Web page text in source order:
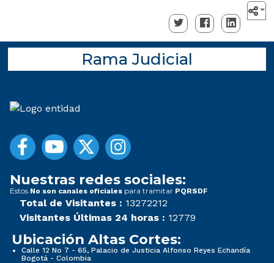
Rama Judicial
Nuestras redes sociales:
Estos No son canales oficiales para tramitar PQRSDF
Total de Visitantes : 13272212
Visitantes Últimas 24 horas : 12779
Ubicación Altas Cortes:
Calle 12 No 7 - 65, Palacio de Justicia Alfonso Reyes Echandía
Bogotá - Colombia